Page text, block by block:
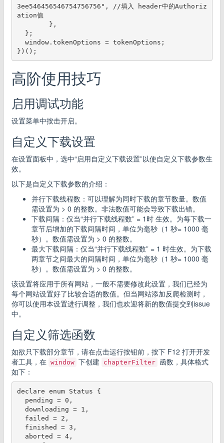
3ee546456546754756756", //填入 header中的Authoriz
ation值
高阶使用技巧
启用调试功能
设置菜单中按击开启。
自定义下载设置
在设置面板中，选中“启用自定义下载设置”以使自定义下载参数生
效。
以下是自定义下载参数的介绍：
并行下载线程数：可以理解为同时下载的章节数量。数值
需设置为 > 0 的整数。非法数值可能会导致下载出错。
下载间隔：仅当“并行下载线程数” = 1时 生效。为每下载一
章节后增加的下载间隔时间，单位为毫秒（1 秒= 1000 毫
秒）。数值需设置为 > 0 的整数。
最大下载间隔：仅当“并行下载线程数” = 1 时生效。为下载
两章节之间最大的间隔时间，单位为毫秒（1 秒= 1000 毫
秒）。数值需设置为 > 0 的整数。
该设置将应用于所有网站，一般不需要修改此设置，我们已经为
每个网站设置好了比较合适的数值。但当网站添加反爬检测时，
你可以使用本设置进行调整，我们也欢迎将新的数值提交到issue
中。
自定义筛选函数
如欲只下载部分章节，请在点击运行按钮前，按下 F12 打开开发
者工具，在 window 下创建 chapterFilter 函数，具体格式
如下：
declare enum Status {